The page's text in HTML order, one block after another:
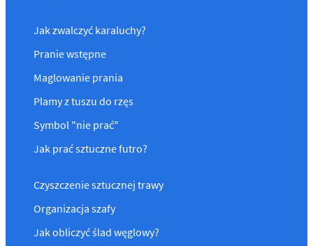
Jak zwalczyć karaluchy?
Pranie wstępne
Maglowanie prania
Plamy z tuszu do rzęs
Symbol "nie prać"
Jak prać sztuczne futro?
Czyszczenie sztucznej trawy
Organizacja szafy
Jak obliczyć ślad węglowy?